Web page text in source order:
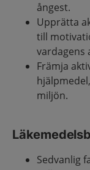
ångest.
Upprätta
till
vardagens
Främja
miljön.
Sedvanlig